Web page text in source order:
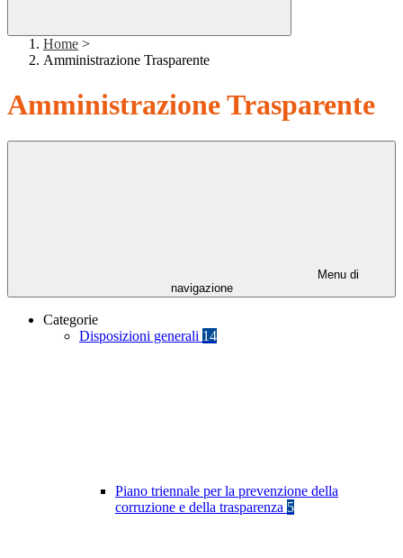
Home >
Amministrazione Trasparente
Amministrazione Trasparente
Menu di
navigazione
Categorie
Disposizioni generali 14
Piano triennale per la prevenzione della
corruzione e della trasparenza 5